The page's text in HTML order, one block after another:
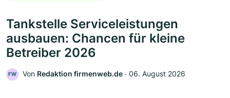
Tankstelle Serviceleistungen
ausbauen: Chancen für kleine
Betreiber 2026
FW Von Redaktion firmenweb.de ‧ 06. August 2026